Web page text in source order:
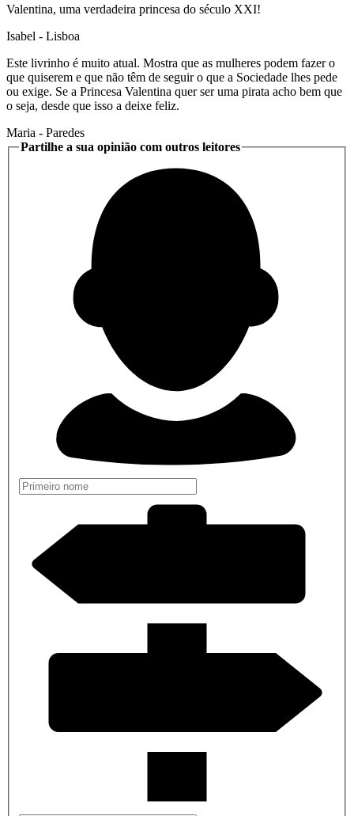
Valentina, uma verdadeira princesa do século XXI!
Isabel - Lisboa
Este livrinho é muito atual. Mostra que as mulheres podem fazer o
que quiserem e que não têm de seguir o que a Sociedade lhes pede
ou exige. Se a Princesa Valentina quer ser uma pirata acho bem que
o seja, desde que isso a deixe feliz.
Maria - Paredes
Partilhe a sua opinião com outros leitores